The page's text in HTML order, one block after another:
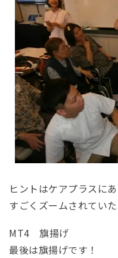
ヒントはケアプラスに
すごくズームされてい
MT4 旗揚げ
最後は旗揚げです！